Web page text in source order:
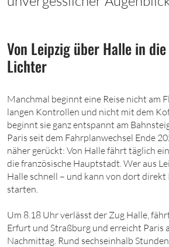
Von Leipzig über Halle in
Lichter
Manchmal beginnt eine Reise nicht am
langen Kontrollen und nicht mit dem
beginnt sie ganz entspannt am
Paris seit dem Fahrplanwechsel Ende
näher gerückt: Von Halle fährt täglich
die französische Hauptstadt. Wer aus
Halle schnell – und kann von dort direkt
starten.
Um 8.18 Uhr verlässt der Zug Halle,
Erfurt und Straßburg und erreicht Paris
Nachmittag. Rund sechseinhalb